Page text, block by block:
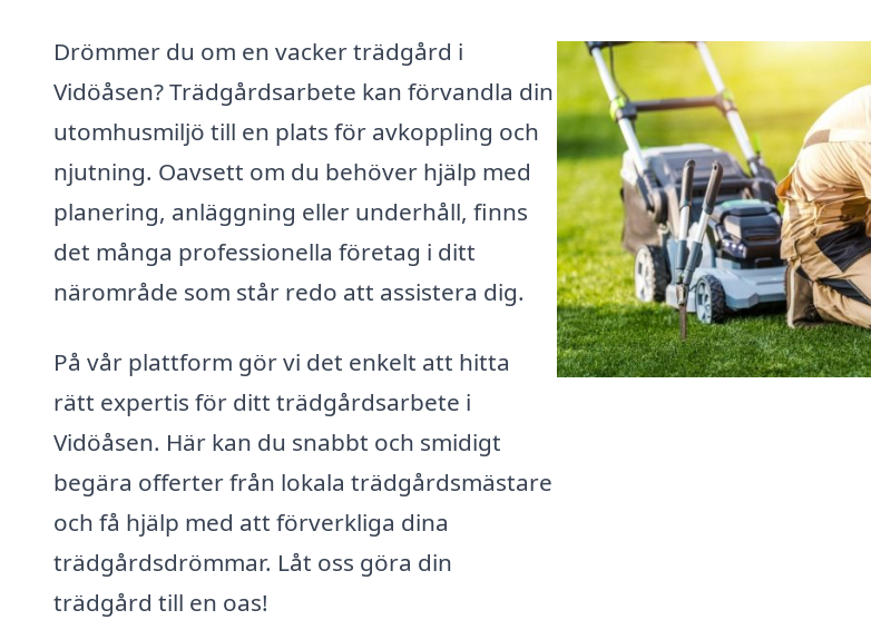
Drömmer du om en vacker trädgård i
Vidöåsen? Trädgårdsarbete kan förvandla din
utomhusmiljö till en plats för avkoppling och
njutning. Oavsett om du behöver hjälp med
planering, anläggning eller underhåll, finns
det många professionella företag i ditt
närområde som står redo att assistera dig.
På vår plattform gör vi det enkelt att hitta
rätt expertis för ditt trädgårdsarbete i
Vidöåsen. Här kan du snabbt och smidigt
begära offerter från lokala trädgårdsmästare
och få hjälp med att förverkliga dina
trädgårdsdrömmar. Låt oss göra din
trädgård till en oas!